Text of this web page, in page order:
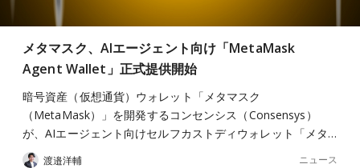
メタマスク、AIエージェント向け「MetaMask
Agent Wallet」正式提供開始
暗号資産（仮想通貨）ウォレット「メタマスク
（MetaMask）」を開発するコンセンシス（Consensys）
が、AIエージェント向けセルフカストディウォレット「メタ…
渡邉洋輔 ニュース